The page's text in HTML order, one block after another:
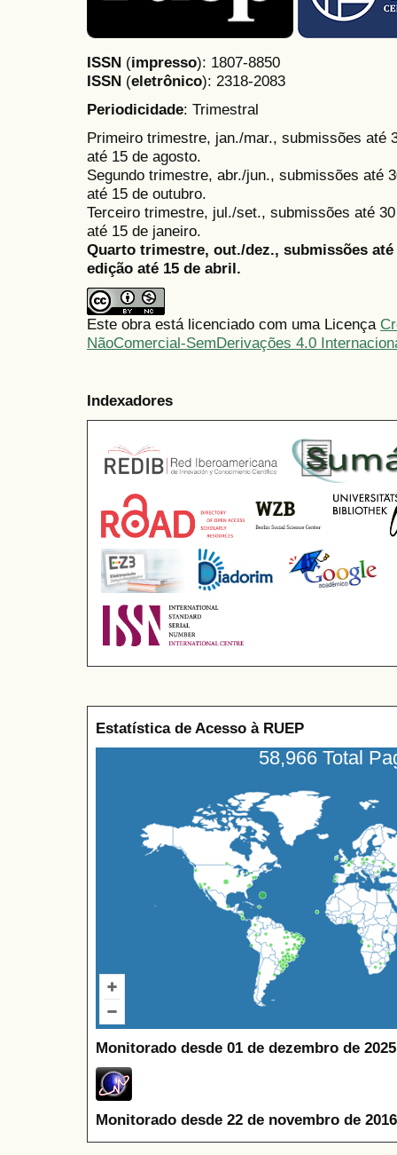
ISSN (impresso): 1807-8850
ISSN (eletrônico): 2318-2083
Periodicidade: Trimestral
Primeiro trimestre, jan./mar., submissões até
até 15 de agosto.
Segundo trimestre, abr./jun., submissões até
até 15 de outubro.
Terceiro trimestre, jul./set., submissões até
até 15 de janeiro.
Quarto trimestre, out./dez., submissões
edição até 15 de abril.
Este obra está licenciado com uma Licença
NãoComercial-SemDerivações 4.0
Indexadores
Estatística de Acesso à RUEP
58,966 Total
Monitorado desde 01 de dezembro de
Monitorado desde 22 de novembro de